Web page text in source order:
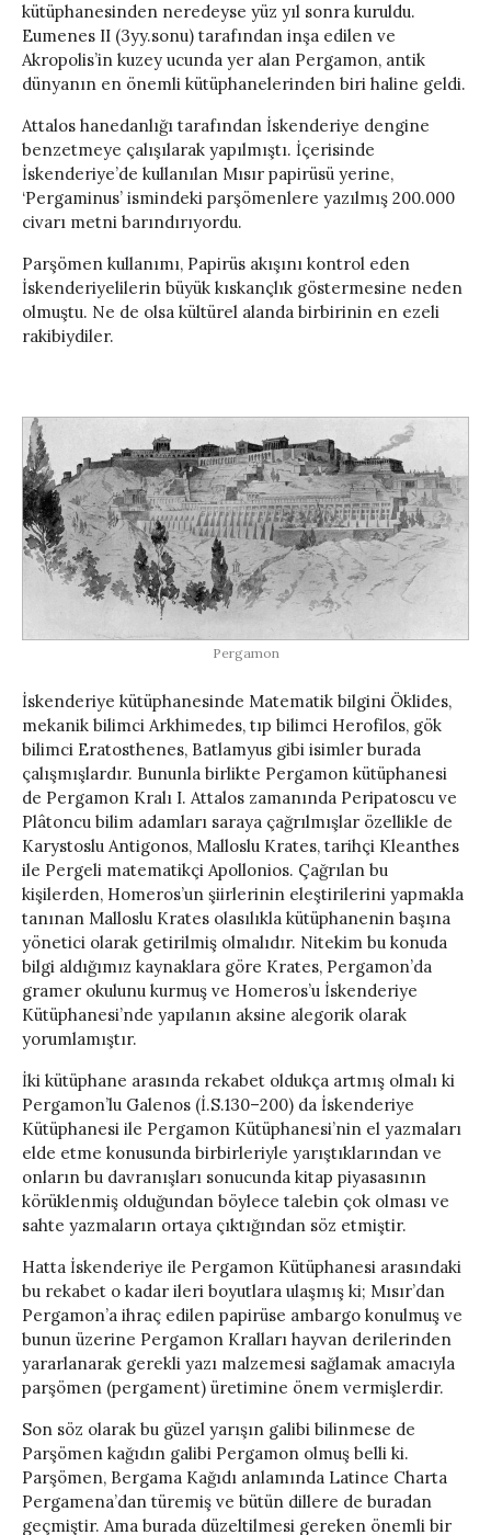
kütüphanesinden neredeyse yüz yıl sonra kuruldu.
Eumenes II (3yy.sonu) tarafından inşa edilen ve
Akropolis’in kuzey ucunda yer alan Pergamon, antik
dünyanın en önemli kütüphanelerinden biri haline geldi.
Attalos hanedanlığı tarafından İskenderiye dengine
benzetmeye çalışılarak yapılmıştı. İçerisinde
İskenderiye’de kullanılan Mısır papirüsü yerine,
‘Pergaminus’ ismindeki parşömenlere yazılmış 200.000
civarı metni barındırıyordu.
Parşömen kullanımı, Papirüs akışını kontrol eden
İskenderiyelilerin büyük kıskançlık göstermesine neden
olmuştu. Ne de olsa kültürel alanda birbirinin en ezeli
rakibiydiler.
Pergamon
İskenderiye kütüphanesinde Matematik bilgini Öklides,
mekanik bilimci Arkhimedes, tıp bilimci Herofilos, gök
bilimci Eratosthenes, Batlamyus gibi isimler burada
çalışmışlardır. Bununla birlikte Pergamon kütüphanesi
de Pergamon Kralı I. Attalos zamanında Peripatoscu ve
Plâtoncu bilim adamları saraya çağrılmışlar özellikle de
Karystoslu Antigonos, Malloslu Krates, tarihçi Kleanthes
ile Pergeli matematikçi Apollonios. Çağrılan bu
kişilerden, Homeros’un şiirlerinin eleştirilerini yapmakla
tanınan Malloslu Krates olasılıkla kütüphanenin başına
yönetici olarak getirilmiş olmalıdır. Nitekim bu konuda
bilgi aldığımız kaynaklara göre Krates, Pergamon’da
gramer okulunu kurmuş ve Homeros’u İskenderiye
Kütüphanesi’nde yapılanın aksine alegorik olarak
yorumlamıştır.
İki kütüphane arasında rekabet oldukça artmış olmalı ki
Pergamon’lu Galenos (İ.S.130–200) da İskenderiye
Kütüphanesi ile Pergamon Kütüphanesi’nin el yazmaları
elde etme konusunda birbirleriyle yarıştıklarından ve
onların bu davranışları sonucunda kitap piyasasının
körüklenmiş olduğundan böylece talebin çok olması ve
sahte yazmaların ortaya çıktığından söz etmiştir.
Hatta İskenderiye ile Pergamon Kütüphanesi arasındaki
bu rekabet o kadar ileri boyutlara ulaşmış ki; Mısır’dan
Pergamon’a ihraç edilen papirüse ambargo konulmuş ve
bunun üzerine Pergamon Kralları hayvan derilerinden
yararlanarak gerekli yazı malzemesi sağlamak amacıyla
parşömen (pergament) üretimine önem vermişlerdir.
Son söz olarak bu güzel yarışın galibi bilinmese de
Parşömen kağıdın galibi Pergamon olmuş belli ki.
Parşömen, Bergama Kağıdı anlamında Latince Charta
Pergamena’dan türemiş ve bütün dillere de buradan
geçmiştir. Ama burada düzeltilmesi gereken önemli bir